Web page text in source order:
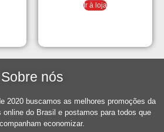
Ir à loja
Sobre nós
2020 buscamos as melhores promoções da
online do Brasil e postamos para todos que
economizar.